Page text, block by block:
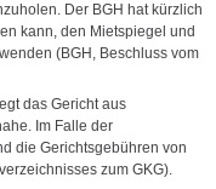
Der BGH hat kürzlich
kann, den Mietspiegel und
(BGH, Beschluss vom
das Gericht aus
Im Falle der
die Gerichtsgebühren von
zum GKG).